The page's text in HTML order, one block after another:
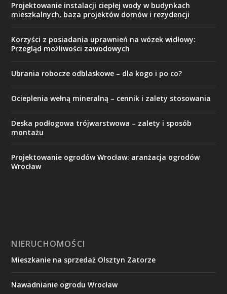
Projektowanie instalacji ciepłej wody w budynkach
mieszkalnych, baza projektów domów i rezydencji
Korzyści z posiadania uprawnień na wózek widłowy:
Przegląd możliwości zawodowych
Ubrania robocze odblaskowe – dla kogo i po co?
Ocieplenia wełną mineralną – cennik i zalety stosowania
Deska podłogowa trójwarstwowa – zalety i sposób
montażu
Projektowanie ogrodów Wrocław: aranżacja ogrodów
Wrocław
NIERUCHOMOŚCI
Mieszkanie na sprzedaż Olsztyn Zatorze
Nawadnianie ogrodu Wrocław